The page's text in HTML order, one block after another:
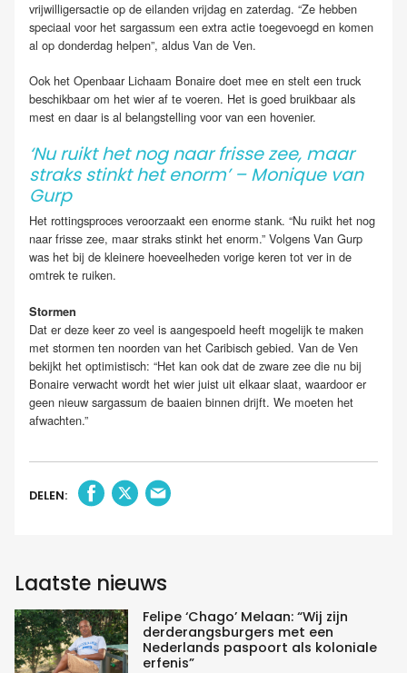
vrijwilligersactie op de eilanden vrijdag en zaterdag. “Ze hebben
speciaal voor het sargassum een extra actie toegevoegd en komen
al op donderdag helpen”, aldus Van de Ven.
Ook het Openbaar Lichaam Bonaire doet mee en stelt een truck
beschikbaar om het wier af te voeren. Het is goed bruikbaar als
mest en daar is al belangstelling voor van een hovenier.
‘Nu ruikt het nog naar frisse zee, maar
straks stinkt het enorm’ – Monique van
Gurp
Het rottingsproces veroorzaakt een enorme stank. “Nu ruikt het nog
naar frisse zee, maar straks stinkt het enorm.” Volgens Van Gurp
was het bij de kleinere hoeveelheden vorige keren tot ver in de
omtrek te ruiken.
Stormen
Dat er deze keer zo veel is aangespoeld heeft mogelijk te maken
met stormen ten noorden van het Caribisch gebied. Van de Ven
bekijkt het optimistisch: “Het kan ook dat de zware zee die nu bij
Bonaire verwacht wordt het wier juist uit elkaar slaat, waardoor er
geen nieuw sargassum de baaien binnen drijft. We moeten het
afwachten.”
DELEN:
Laatste nieuws
Felipe ‘Chago’ Melaan: “Wij zijn
derderangsburgers met een
Nederlands paspoort als koloniale
erfenis”